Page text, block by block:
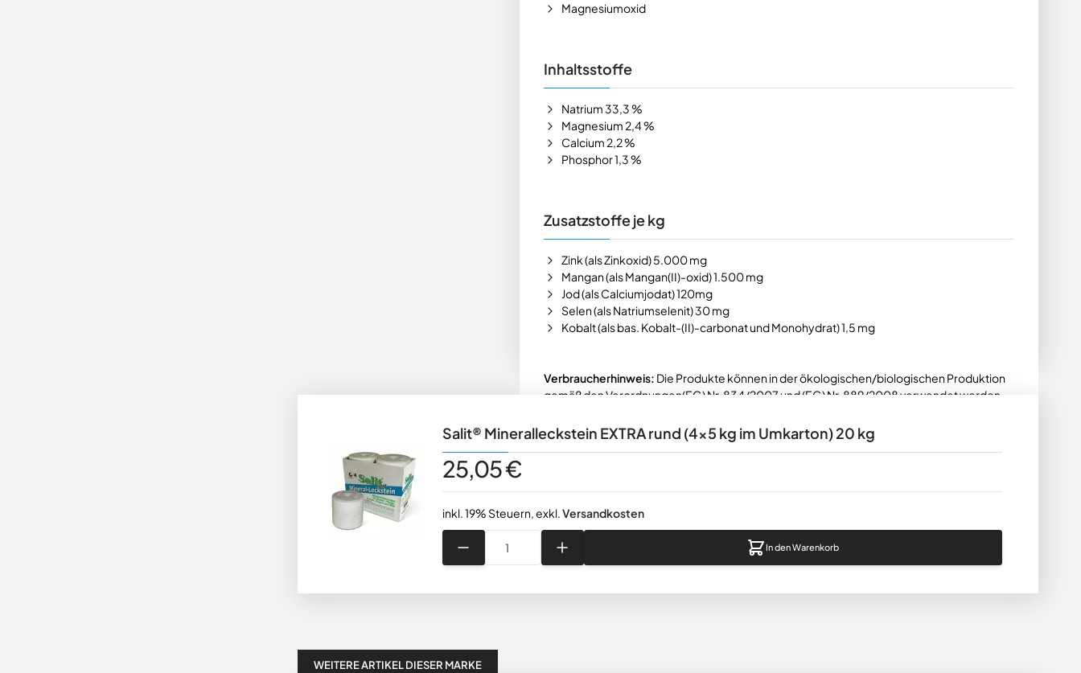
Magnesiumoxid
Inhaltsstoffe
Natrium 33,3 %
Magnesium 2,4 %
Calcium 2,2 %
Phosphor 1,3 %
Zusatzstoffe je kg
Zink (als Zinkoxid) 5.000 mg
Mangan (als Mangan(II)-oxid) 1.500 mg
Jod (als Calciumjodat) 120mg
Selen (als Natriumselenit) 30 mg
Kobalt (als bas. Kobalt-(II)-carbonat und Monohydrat) 1,5 mg
Verbraucherhinweis: Die Produkte können in der ökologischen/biologischen Produktion
gemäß den Verordnungen(EG) Nr. 834/2007 und (EG) Nr. 889/2008 verwendet werden.
Salit® Mineralleckstein EXTRA rund (4x5 kg im Umkarton) 20 kg
25,05 €
inkl. 19% Steuern, exkl. Versandkosten
Menge
In den Warenkorb
WEITERE ARTIKEL DIESER MARKE